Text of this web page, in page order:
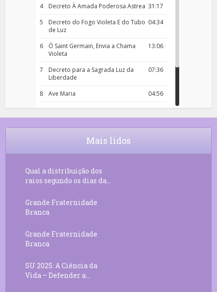
4
31:17
Decreto À Amada Poderosa Astrea
5
04:34
Decreto do Fogo Violeta E do Tubo
de Luz
6
13:06
Ó Saint Germain, Envia a Chama
Violeta
7
07:36
Decreto para a Sagrada Luz da
Liberdade
8
04:56
Ave Maria
9
18:00
Rosário da Criança
10
04:43
Decreto 50.03 – Diante da Vossa
Mais lidos
Qual a distribuição dos
raios segundo os dias da...
Grande Fraternidade
Branca
Grande Fraternidade
Branca
SU 2025: A Ciência da
Vida – Defender a...